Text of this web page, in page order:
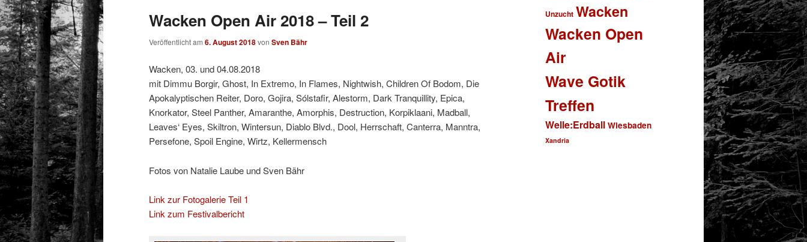
Wacken Open Air 2018 – Teil 2
Veröffentlicht am 6. August 2018von Sven Bähr
Wacken, 03. und 04.08.2018
mit Dimmu Borgir, Ghost, In Extremo, In Flames, Nightwish, Children Of Bodom, Die
Apokalyptischen Reiter, Doro, Gojira, Sólstafir, Alestorm, Dark Tranquillity, Epica,
Knorkator, Steel Panther, Amaranthe, Amorphis, Destruction, Korpiklaani, Madball,
Leaves‘ Eyes, Skiltron, Wintersun, Diablo Blvd., Dool, Herrschaft, Canterra, Manntra,
Persefone, Spoil Engine, Wirtz, Kellermensch
Fotos von Natalie Laube und Sven Bähr
Link zur Fotogalerie Teil 1
Link zum Festivalbericht
Unzucht Wacken
Wacken Open
Air
Wave Gotik
Treffen
Welle:Erdball Wiesbaden
Xandria